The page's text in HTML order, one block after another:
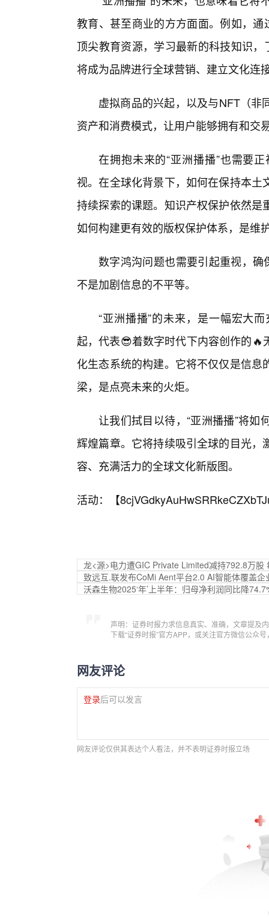
教育、甚至商业的方方面面。例如，
顶尖教育资源，学习最新的科技知识
将成为品牌进行全球营销、建立文化连
虚拟商品的兴起，以及与NFT（非
资产和消费模式，让用户能够拥有和交
在拥抱未来的“亚洲播播”也需要
视。在全球化背景下，如何在保持本
持续探索的课题。知识产权保护依然
如何构建更有效的版权保护体系，是维
数字鸿沟问题也需要引起重视，确
不是加剧信息的不平等。
“亚洲播播”的未来，是一幅宏大
起，代表😎着数字时代下内容创作的
化生态系统的构建。它将不仅仅是信
梁，是点亮未来的火炬。
让我们拭目以待，“亚洲播播”将
辉煌篇章。它将持续吸引全球的目光
容、充满活力的全球文化新版图。
活动：【
龙<源>电力遭GIC Private Limited减持792.8万股
致远互.联发布CoMi Aent平台2.0 AI智能体覆盖企
沃森生物2025‘年’上半年：归母净利润同比降
声明：证券时报力求信息真实、准确，文章提及
下载“证券时报”官方APP，或关注官方微信公众
网友评论
登录后可以发言
网友评论仅供其表达个人看法，并不表明证券时报立场